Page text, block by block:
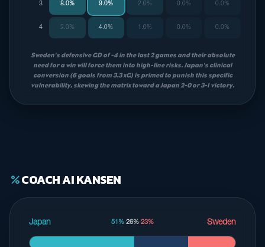
3 8.0% 9.0% 2.0% 0.0% 0.0%
4 3.0% 4.0% 1.0% 0.0% 0.0%
Sweden's defensive GD of -4 in the last 2 games and their absolute
need for a win will force them into high-line risks. Japan's clinical
conversion (6 goals from 3.3 xG) is primed to punish this specific
vulnerability, skewing the matrix toward a Japan 2-0 or 3-1 victory.
percentCOACH AI KANSEN
Japan 51%·26%·23% Sweden